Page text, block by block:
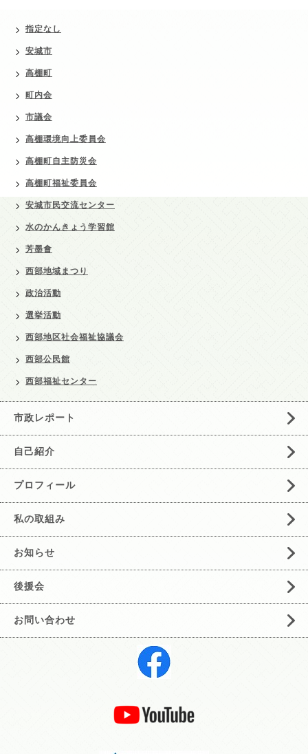
指定なし
安城市
高棚町
町内会
市議会
高棚環境向上委員会
高棚町自主防災会
高棚町福祉委員会
安城市民交流センター
水のかんきょう学習館
芳墨會
西部地域まつり
政治活動
選挙活動
西部地区社会福祉協議会
西部公民館
西部福祉センター
市政レポート
自己紹介
プロフィール
私の取組み
お知らせ
後援会
お問い合わせ